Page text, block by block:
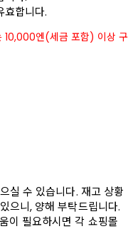
합니다.
10,000엔(세금 포함) 이상 구
실 수 있습니다. 재고 상황
으니, 양해 부탁드립니다.
이 필요하시면 각 쇼핑몰